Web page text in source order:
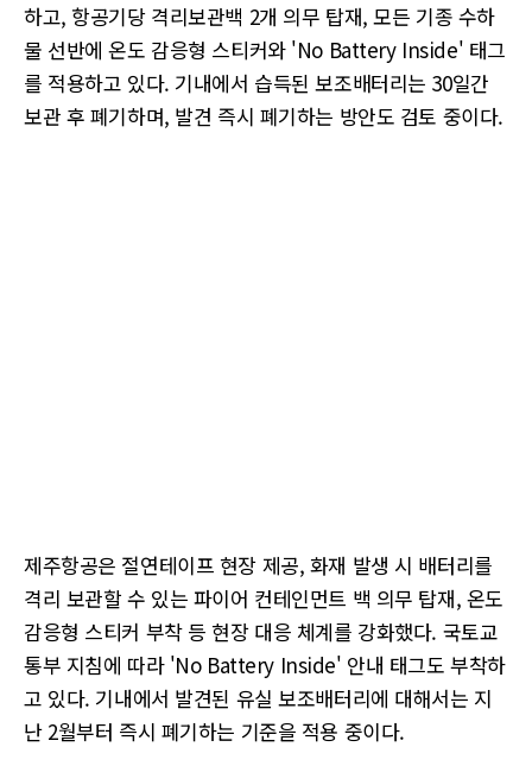
하고, 항공기당 격리보관백 2개 의무 탑재, 모든 기종 수하
물 선반에 온도 감응형 스티커와 'No Battery Inside' 태그
를 적용하고 있다. 기내에서 습득된 보조배터리는 30일간
보관 후 폐기하며, 발견 즉시 폐기하는 방안도 검토 중이다.
제주항공은 절연테이프 현장 제공, 화재 발생 시 배터리를
격리 보관할 수 있는 파이어 컨테인먼트 백 의무 탑재, 온도
감응형 스티커 부착 등 현장 대응 체계를 강화했다. 국토교
통부 지침에 따라 'No Battery Inside' 안내 태그도 부착하
고 있다. 기내에서 발견된 유실 보조배터리에 대해서는 지
난 2월부터 즉시 폐기하는 기준을 적용 중이다.